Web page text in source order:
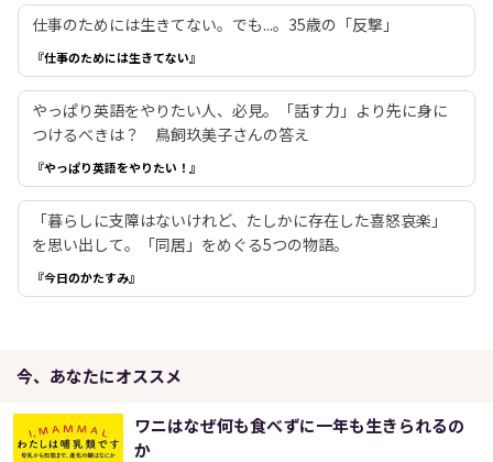
仕事のためには生きてない。でも...。35歳の「反撃」
『仕事のためには生きてない』
やっぱり英語をやりたい人、必見。「話す力」より先に身に
つけるべきは？ 鳥飼玖美子さんの答え
『やっぱり英語をやりたい！』
「暮らしに支障はないけれど、たしかに存在した喜怒哀楽」
を思い出して。「同居」をめぐる5つの物語。
『今日のかたすみ』
今、あなたにオススメ
ワニはなぜ何も食べずに一年も生きられるの
か